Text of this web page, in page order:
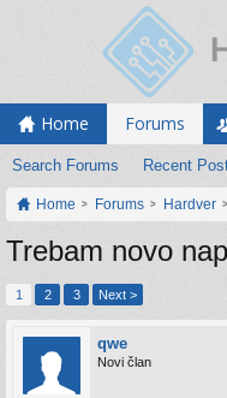
Home Forums
Search Forums Recent
Home Forums Hardver
Trebam novo
1 2 3 Next >
qwe
Novi član